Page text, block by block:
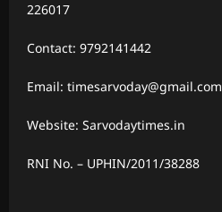
226017
Contact: 9792141442
Email: timesarvoday@gmail.com
Website: Sarvodaytimes.in
RNI No. – UPHIN/2011/38288